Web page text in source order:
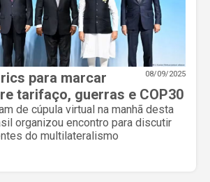
08/09/2025
para marcar
tarifaço, guerras e COP30
de cúpula virtual na manhã desta
organizou encontro para discutir
do multilateralismo